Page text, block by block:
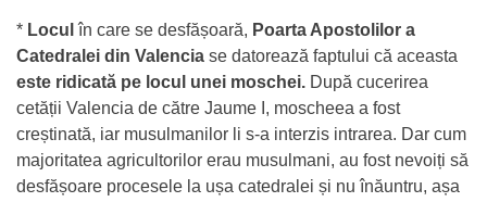
* Locul în care se desfășoară, Poarta Apostolilor a
Catedralei din Valencia se datorează faptului că aceasta
este ridicată pe locul unei moschei. După cucerirea
cetății Valencia de către Jaume I, moscheea a fost
creștinată, iar musulmanilor li s-a interzis intrarea. Dar cum
majoritatea agricultorilor erau musulmani, au fost nevoiți să
desfășoare procesele la ușa catedralei și nu înăuntru, așa